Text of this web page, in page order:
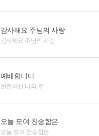
감사해요 주님의 사랑
감사해요 주님의 사랑
예배합니다
완전하신 나의 주
오늘 모여 찬송함은
오늘 모여 찬송함은